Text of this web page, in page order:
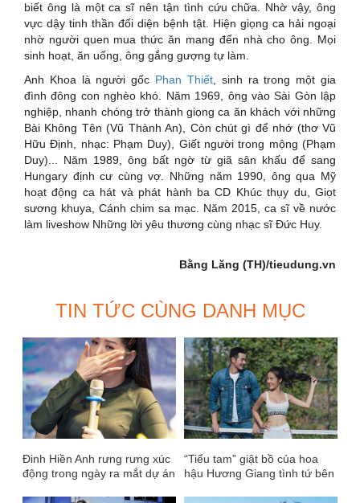
biết ông là một ca sĩ nên tận tình cứu chữa. Nhờ vậy, ông
vực dậy tinh thần đối diện bệnh tật. Hiện giọng ca hải ngoại
nhờ người quen mua thức ăn mang đến nhà cho ông. Mọi
sinh hoạt, ăn uống, ông gắng gượng tự làm.
Anh Khoa là người gốc Phan Thiết, sinh ra trong một gia
đình đông con nghèo khó. Năm 1969, ông vào Sài Gòn lập
nghiệp, nhanh chóng trở thành giọng ca ăn khách với những
Bài Không Tên (Vũ Thành An), Còn chút gì để nhớ (thơ Vũ
Hữu Định, nhạc: Phạm Duy), Giết người trong mộng (Phạm
Duy)... Năm 1989, ông bất ngờ từ giã sân khấu để sang
Hungary định cư cùng vợ. Những năm 1990, ông qua Mỹ
hoạt động ca hát và phát hành ba CD Khúc thụy du, Giọt
sương khuya, Cánh chim sa mạc. Năm 2015, ca sĩ về nước
làm liveshow Những lời yêu thương cùng nhạc sĩ Đức Huy.
Bằng Lăng (TH)/tieudung.vn
TIN TỨC CÙNG DANH MỤC
Đinh Hiền Anh rưng rưng xúc
động trong ngày ra mắt dự án
“Tiểu tam” giật bồ của hoa
hậu Hương Giang tình tứ bên